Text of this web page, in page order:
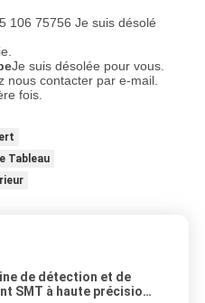
106 75756 Je suis désolé
Je suis désolée pour vous.
nous contacter par e-mail.
fois.
Tableau
de détection et de
SMT à haute précision